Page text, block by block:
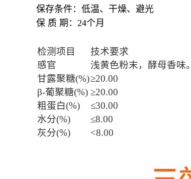
保存条件：低温、干燥、避光
保 质 期：24个月
检测项目 技术要求
感官
浅黄色粉末，酵母香味。
甘露聚糖(%)≥20.00
β-葡聚糖(%) ≥20.00
粗蛋白(%)
≤30.00
水分(%)
≤8.00
灰分(%)
<8.00